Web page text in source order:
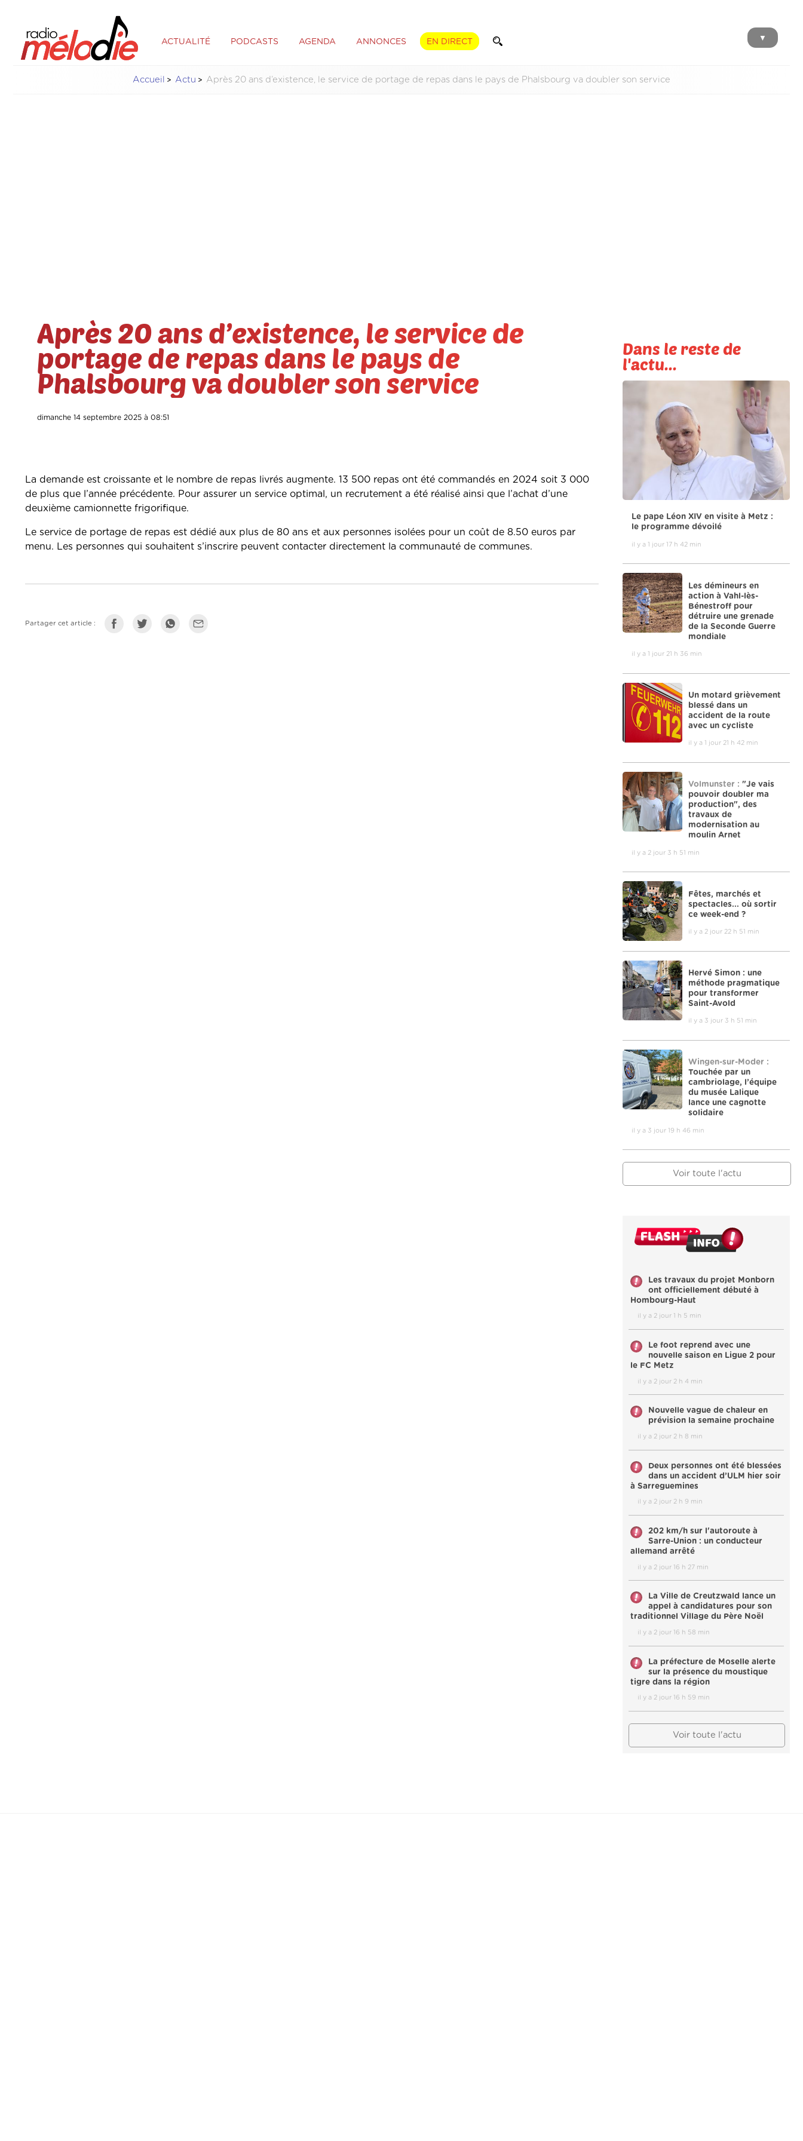
ACTUALITÉ PODCASTS AGENDA ANNONCES EN DIRECT ▼
Accueil Actu Après 20 ans d’existence, le service de portage de repas dans le pays de Phalsbourg va doubler son service
Après 20 ans d’existence, le service de
portage de repas dans le pays de
Phalsbourg va doubler son service
dimanche 14 septembre 2025 à 08:51
La demande est croissante et le nombre de repas livrés augmente. 13 500 repas ont été commandés en 2024 soit 3 000
de plus que l’année précédente. Pour assurer un service optimal, un recrutement a été réalisé ainsi que l’achat d’une
deuxième camionnette frigorifique.
Le service de portage de repas est dédié aux plus de 80 ans et aux personnes isolées pour un coût de 8.50 euros par
menu. Les personnes qui souhaitent s’inscrire peuvent contacter directement la communauté de communes.
Partager cet article :
Dans le reste de
l'actu...
Le pape Léon XIV en visite à Metz :
le programme dévoilé
il y a 1 jour 17 h 42 min
Les démineurs en
action à Vahl-lès-
Bénestroff pour
détruire une grenade
de la Seconde Guerre
mondiale
il y a 1 jour 21 h 36 min
Un motard grièvement
blessé dans un
accident de la route
avec un cycliste
il y a 1 jour 21 h 42 min
Volmunster : "Je vais
pouvoir doubler ma
production", des
travaux de
modernisation au
moulin Arnet
il y a 2 jour 3 h 51 min
Fêtes, marchés et
spectacles... où sortir
ce week-end ?
il y a 2 jour 22 h 51 min
Hervé Simon : une
méthode pragmatique
pour transformer
Saint-Avold
il y a 3 jour 3 h 51 min
Wingen-sur-Moder :
Touchée par un
cambriolage, l’équipe
du musée Lalique
lance une cagnotte
solidaire
il y a 3 jour 19 h 46 min
Voir toute l'actu
Les travaux du projet Monborn
ont officiellement débuté à
Hombourg-Haut
il y a 2 jour 1 h 5 min
Le foot reprend avec une
nouvelle saison en Ligue 2 pour
le FC Metz
il y a 2 jour 2 h 4 min
Nouvelle vague de chaleur en
prévision la semaine prochaine
il y a 2 jour 2 h 8 min
Deux personnes ont été blessées
dans un accident d’ULM hier soir
à Sarreguemines
il y a 2 jour 2 h 9 min
202 km/h sur l'autoroute à
Sarre-Union : un conducteur
allemand arrêté
il y a 2 jour 16 h 27 min
La Ville de Creutzwald lance un
appel à candidatures pour son
traditionnel Village du Père Noël
il y a 2 jour 16 h 58 min
La préfecture de Moselle alerte
sur la présence du moustique
tigre dans la région
il y a 2 jour 16 h 59 min
Voir toute l'actu